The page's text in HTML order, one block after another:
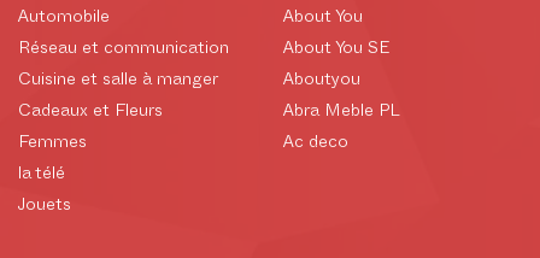
Automobile
Réseau et communication
Cuisine et salle à manger
Cadeaux et Fleurs
Femmes
la télé
Jouets
About You
About You SE
Aboutyou
Abra Meble PL
Ac deco